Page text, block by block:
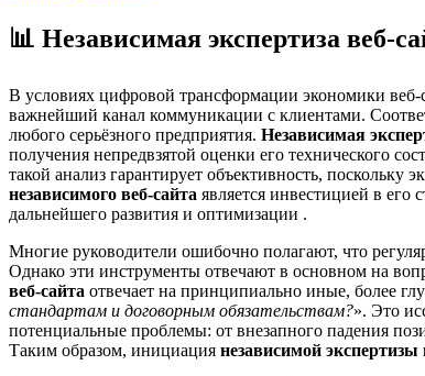
📊 Независимая экспертиза веб-
В условиях цифровой трансформации экономики
важнейший канал коммуникации с клиентами.
любого серьёзного предприятия. Независимая
получения непредвзятой оценки его технического
такой анализ гарантирует объективность,
независимого веб-сайта является инвестицией в его
дальнейшего развития и оптимизации .
Многие руководители ошибочно полагают, что
Однако эти инструменты отвечают в основном на
веб-сайта отвечает на принципиально иные, более
стандартам и договорным обязательствам?». Это
потенциальные проблемы: от внезапного падения
Таким образом, инициация независимой экспертизы